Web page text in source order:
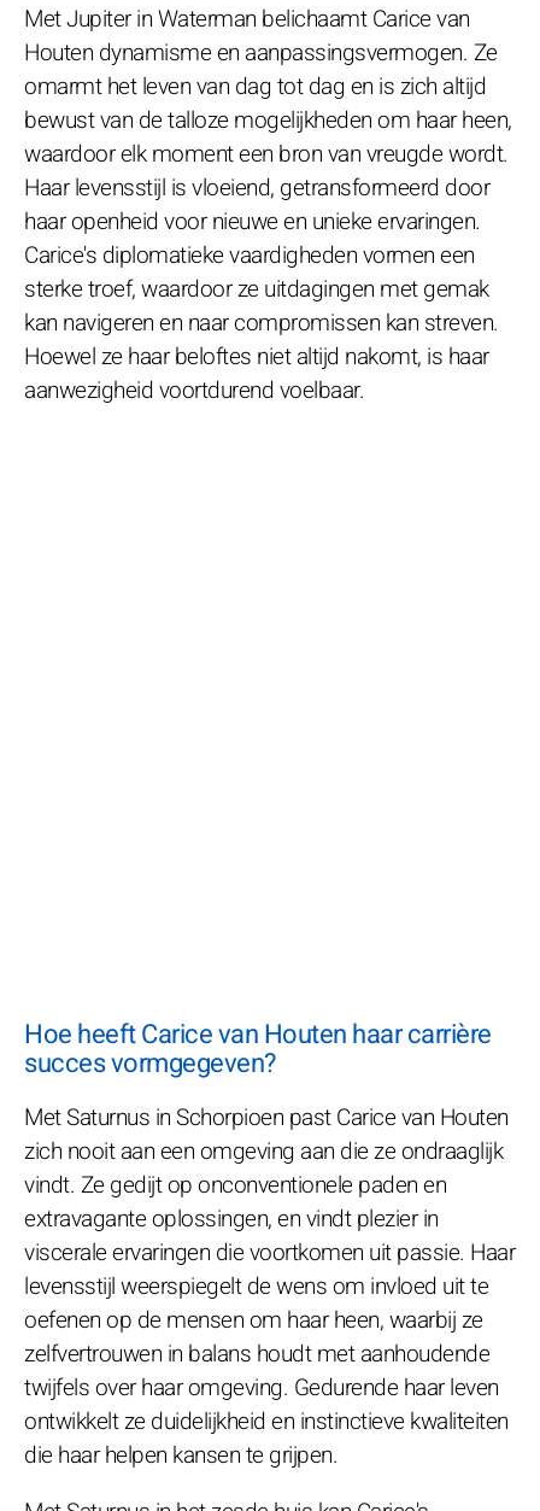
Met Jupiter in Waterman belichaamt Carice van
Houten dynamisme en aanpassingsvermogen. Ze
omarmt het leven van dag tot dag en is zich altijd
bewust van de talloze mogelijkheden om haar heen,
waardoor elk moment een bron van vreugde wordt.
Haar levensstijl is vloeiend, getransformeerd door
haar openheid voor nieuwe en unieke ervaringen.
Carice's diplomatieke vaardigheden vormen een
sterke troef, waardoor ze uitdagingen met gemak
kan navigeren en naar compromissen kan streven.
Hoewel ze haar beloftes niet altijd nakomt, is haar
aanwezigheid voortdurend voelbaar.
Hoe heeft Carice van Houten haar carrière
succes vormgegeven?
Met Saturnus in Schorpioen past Carice van Houten
zich nooit aan een omgeving aan die ze ondraaglijk
vindt. Ze gedijt op onconventionele paden en
extravagante oplossingen, en vindt plezier in
viscerale ervaringen die voortkomen uit passie. Haar
levensstijl weerspiegelt de wens om invloed uit te
oefenen op de mensen om haar heen, waarbij ze
zelfvertrouwen in balans houdt met aanhoudende
twijfels over haar omgeving. Gedurende haar leven
ontwikkelt ze duidelijkheid en instinctieve kwaliteiten
die haar helpen kansen te grijpen.